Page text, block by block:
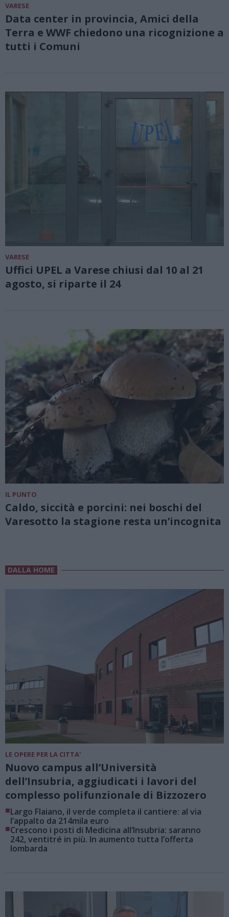
VARESE
Data center in provincia, Amici della
Terra e WWF chiedono una ricognizione a
tutti i Comuni
VARESE
Uffici UPEL a Varese chiusi dal 10 al 21
agosto, si riparte il 24
IL PUNTO
Caldo, siccità e porcini: nei boschi del
Varesotto la stagione resta un’incognita
DALLA HOME
LE OPERE PER LA CITTA'
Nuovo campus all’Università
dell’Insubria, aggiudicati i lavori del
complesso polifunzionale di Bizzozero
■Largo Flaiano, il verde completa il cantiere: al via
l’appalto da 214mila euro
■Crescono i posti di Medicina all’Insubria: saranno
242, ventitré in più. In aumento tutta l’offerta
lombarda